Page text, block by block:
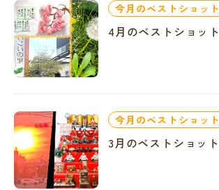
今月のベストショット
4月のベストショット
今月のベストショット
3月のベストショット